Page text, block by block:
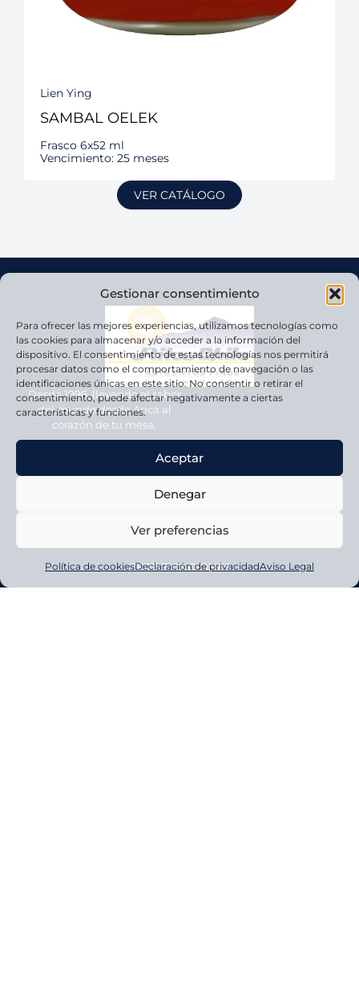
Gestionar consentimiento
Para ofrecer las mejores experiencias, utilizamos tecnologías como
las cookies para almacenar y/o acceder a la información del
dispositivo. El consentimiento de estas tecnologías nos permitirá
procesar datos como el comportamiento de navegación o las
identificaciones únicas en este sitio. No consentir o retirar el
consentimiento, puede afectar negativamente a ciertas
características y funciones.
Aceptar
Denegar
Ver preferencias
Política de cookiesDeclaración de privacidadAviso Legal
Lien Ying
SAMBAL OELEK
Frasco 6x52 ml
Vencimiento: 25 meses
VER CATÁLOGO
Desde 1996, llevando el sabor
del mundo desde Arica al
corazón de tu mesa.
Navegación
HOME
CATÁLOGO
CERTIFICACIONES